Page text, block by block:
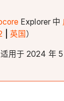
Explorer 中
英国 ）
用于 2024 年 5